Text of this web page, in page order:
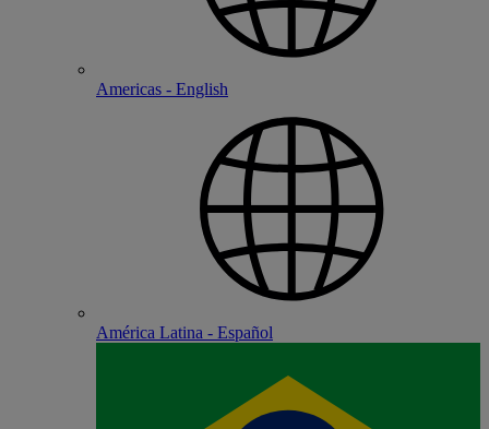
Americas - English
América Latina - Español